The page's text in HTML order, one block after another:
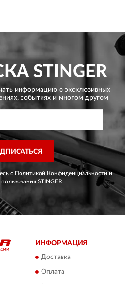
STINGER
информацию о эксклюзивных
событиях и многом другом
с Политикой Конфиденциальности и
STINGER
ИНФОРМАЦИЯ
Доставка
Оплата